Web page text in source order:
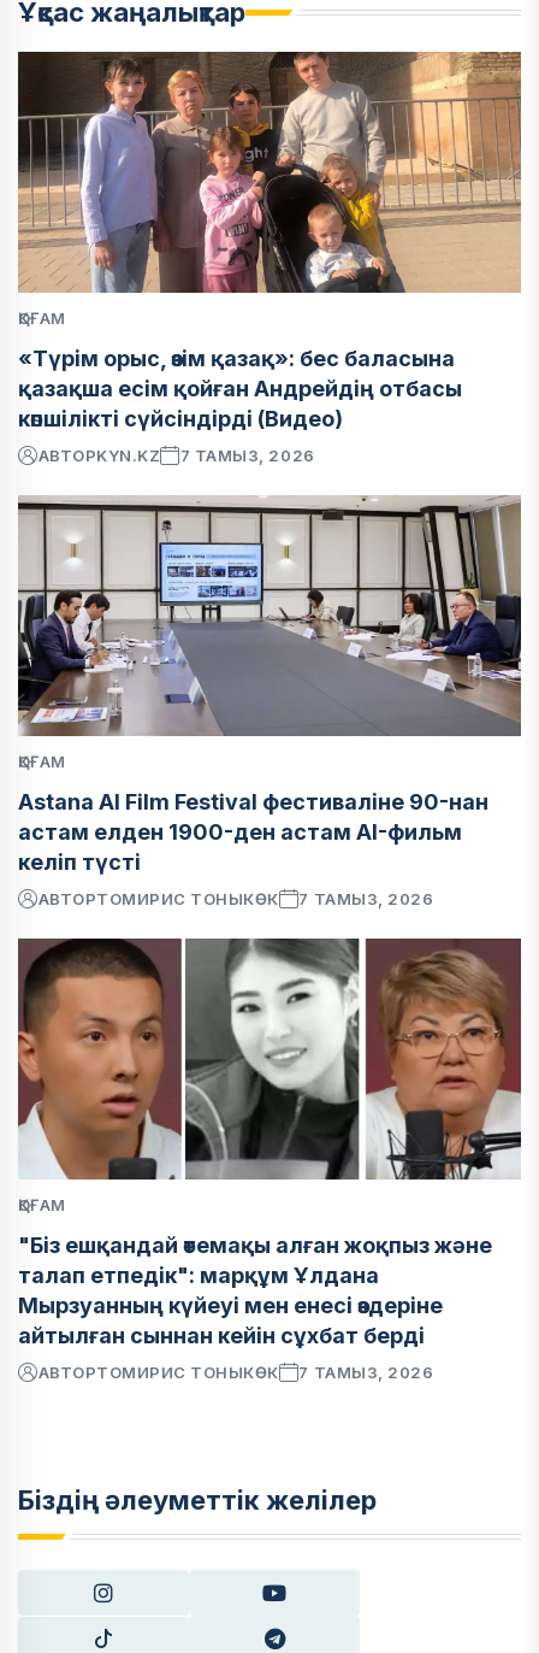
Ұқсас жаңалықтар
ҚОҒАМ
«Түрім орыс, өзім қазақ»: бес баласына
қазақша есім қойған Андрейдің отбасы
көпшілікті сүйсіндірді (Видео)
АВТОРKYN.KZ 7 ТАМЫЗ, 2026
ҚОҒАМ
Astana AI Film Festival фестиваліне 90-нан
астам елден 1900-ден астам AI-фильм
келіп түсті
АВТОРТОМИРИС ТОНЫКӨК 7 ТАМЫЗ, 2026
ҚОҒАМ
"Біз ешқандай өтемақы алған жоқпыз және
талап етпедік": марқұм Ұлдана
Мырзуанның күйеуі мен енесі өздеріне
айтылған сыннан кейін сұхбат берді
АВТОРТОМИРИС ТОНЫКӨК 7 ТАМЫЗ, 2026
Біздің әлеуметтік желілер